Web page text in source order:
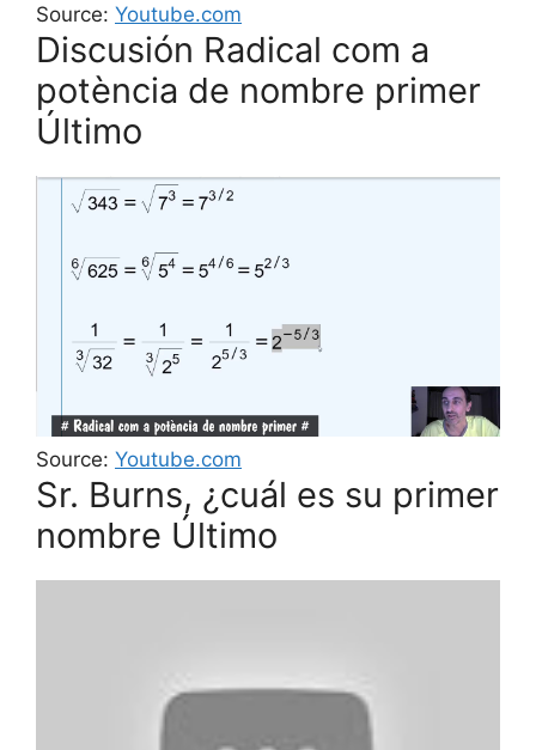
Source: Youtube.com
Discusión Radical com a
potència de nombre primer
Último
Source: Youtube.com
Sr. Burns, ¿cuál es su primer
nombre Último